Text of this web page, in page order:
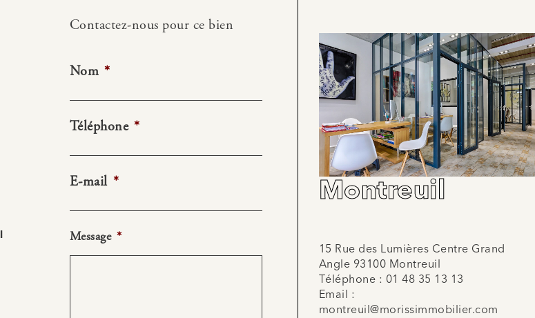
Contactez-nous pour ce bien
Nom *
Téléphone *
E-mail *
Message *
Montreuil
15 Rue des Lumières Centre Grand
Angle 93100 Montreuil
Téléphone : 01 48 35 13 13
Email :
montreuil@morissimmobilier.com